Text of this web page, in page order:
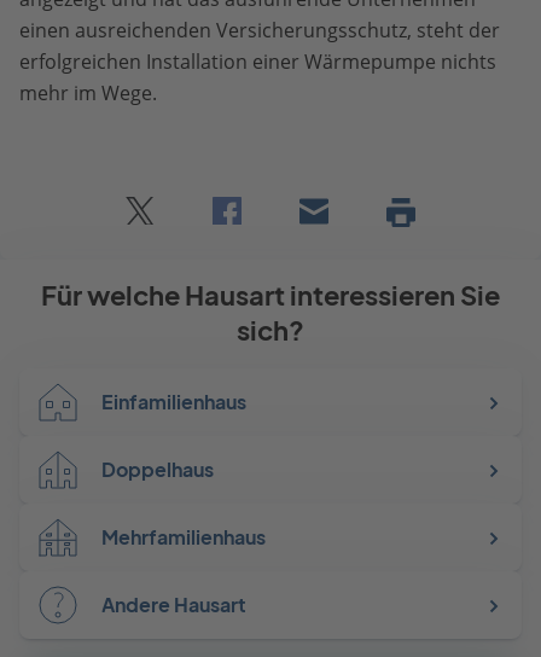
einen ausreichenden Versicherungsschutz, steht der
erfolgreichen Installation einer Wärmepumpe nichts
mehr im Wege.
Für welche Hausart interessieren Sie
sich?
Einfamilienhaus
Doppelhaus
Mehrfamilienhaus
Andere Hausart